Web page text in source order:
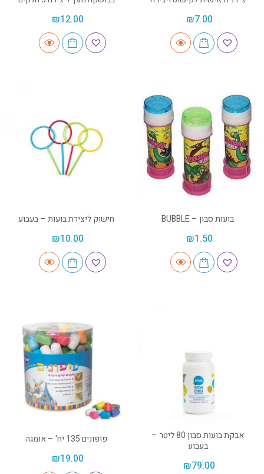
₪7.00
₪12.00
בועות סבון – BUBBLE
₪1.50
חישוק ליצירת בועות – בעבוע
₪10.00
אבקת בועות סבון 80 ליטר –
בעבוע
₪79.00
פופונים 135 יח' – אומגה
₪19.00